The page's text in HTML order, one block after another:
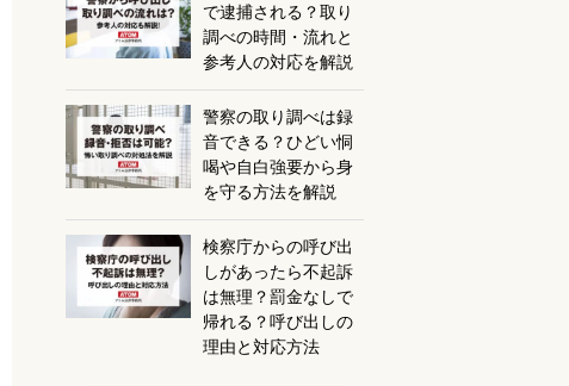
で逮捕される？取り
調べの時間・流れと
参考人の対応を解説
警察の取り調べは録
音できる？ひどい恫
喝や自白強要から身
を守る方法を解説
検察庁からの呼び出
しがあったら不起訴
は無理？罰金なしで
帰れる？呼び出しの
理由と対応方法